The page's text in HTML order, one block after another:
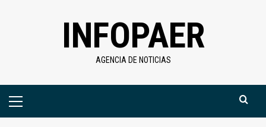
INFOPAER
AGENCIA DE NOTICIAS
Menú